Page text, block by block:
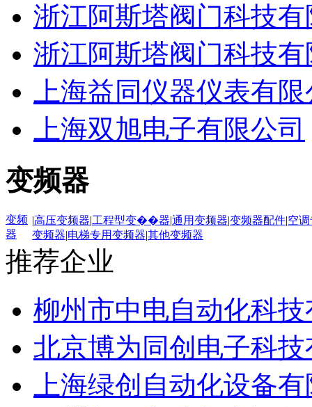
浙江阿斯塔阀门科技
浙江阿斯塔阀门科技
上海益同仪器仪表有
上海双旭电子有限公司
变频器
变频
器
|高压变频器|工程型变��器|通用变频器|变频器配件|空
变频器|电梯专用变频器|其他变频器
推荐企业
柳州市中电自动化科
北京博为同创电子科
上海绿创自动化设备